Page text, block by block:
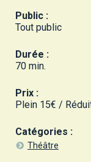
Public :
Tout public
Durée :
70 min.
Prix :
Plein 15€ /
Catégories :
Théâtre